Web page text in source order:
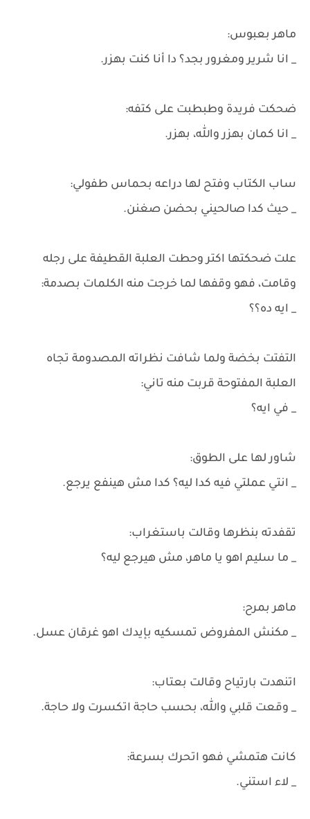
ماهر بعبوس:
_ انا شرير ومغرور بجد؟ دا أنا كنت بهزر.
ضحكت فريدة وطبطبت على كتفه:
_ انا كمان بهزر والله، بهزر.
ساب الكتاب وفتح لها دراعه بحماس طفولي:
_ حيث كدا صالحيني بحضن صغنن.
علت ضحكتها اكتر وحطت العلبة القطيفة على رجله
وقامت، فهو وقفها لما خرجت منه الكلمات بصدمة:
_ ايه ده؟؟
التفتت بخضة ولما شافت نظراته المصدومة تجاه
العلبة المفتوحة قربت منه تاني:
_ في ايه؟
شاور لها على الطوق:
_ انتي عملتي فيه كدا ليه؟ كدا مش هينفع يرجع.
تقفدته بنظرها وقالت باستغراب:
_ ما سليم اهو يا ماهر، مش هيرجع ليه؟
ماهر بمرح:
_ مكنش المفروض تمسكيه بإيدك اهو غرقان عسل.
اتنهدت بارتياح وقالت بعتاب:
_ وقعت قلبي والله، بحسب حاجة اتكسرت ولا حاجة.
كانت هتمشي فهو اتحرك بسرعة:
_ لاء استني.